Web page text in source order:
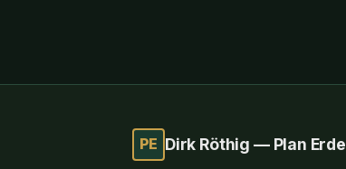
PE Dirk Röthig — Plan Erde